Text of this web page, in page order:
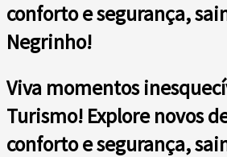
conforto e segurança,
Negrinho!
Viva momentos
Turismo! Explore novos
conforto e segurança,